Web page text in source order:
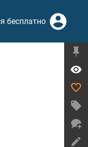
бесплатно